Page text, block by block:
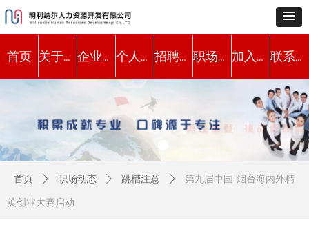
首页 关于我们 企业服务 个人服务 招聘职位 职场动态 加入我们 联系方式
首页 ꄲ 职场动态 ꄲ 跳槽注意 ꄲ 第九届中国·烟台海内外精
英创业大赛启动